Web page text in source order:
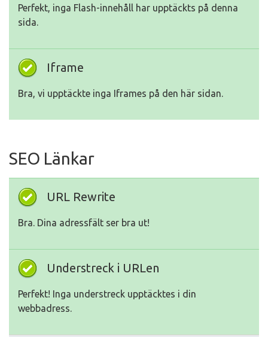
Perfekt, inga Flash-innehåll har upptäckts på denna
sida.
Iframe
Bra, vi upptäckte inga Iframes på den här sidan.
SEO Länkar
URL Rewrite
Bra. Dina adressfält ser bra ut!
Understreck i URLen
Perfekt! Inga understreck upptäcktes i din
webbadress.